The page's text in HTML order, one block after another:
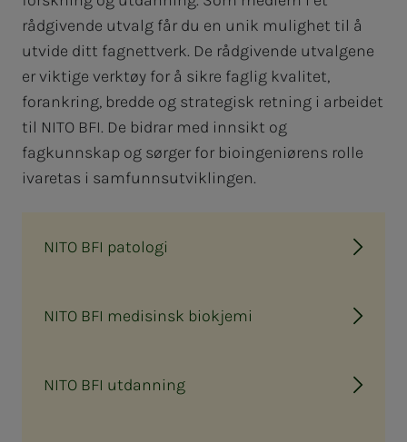
rådgivende utvalg får du en unik mulighet til å
utvide ditt fagnettverk. De rådgivende utvalgene
er viktige verktøy for å sikre faglig kvalitet,
forankring, bredde og strategisk retning i arbeidet
til NITO BFI. De bidrar med innsikt og
fagkunnskap og sørger for bioingeniørens rolle
ivaretas i samfunnsutviklingen.
NITO BFI patologi
NITO BFI medisinsk biokjemi
NITO BFI utdanning